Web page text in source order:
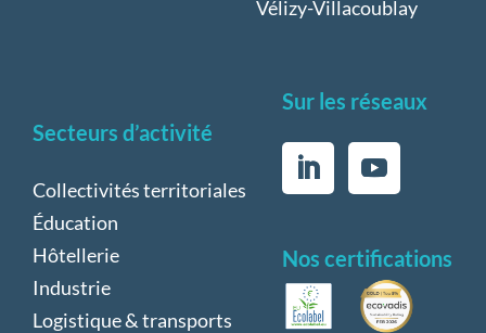
Vélizy-Villacoublay
Secteurs d’activité
Collectivités territoriales
Éducation
Hôtellerie
Industrie
Logistique & transports
Sur les réseaux
Nos certifications